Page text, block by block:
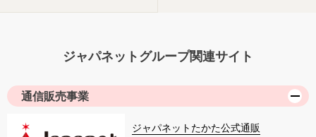
ジャパネットグループ関連サイト
通信販売事業
ジャパネットたかた公式通販